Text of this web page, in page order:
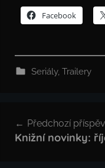
Facebook
Seriály, Trailery
pro
Předchozí
Knižní novinky: